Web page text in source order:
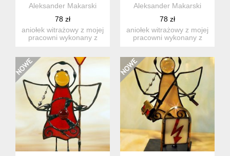
Aleksander Makarski
78 zł
aniołek witrażowy z mojej
pracowni wykonany z
Aleksander Makarski
78 zł
aniołek witrażowy z mojej
pracowni wykonany z